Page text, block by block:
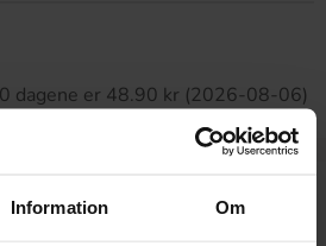
Information Om
dagene er 48.90 kr (2026-08-06)
produkter